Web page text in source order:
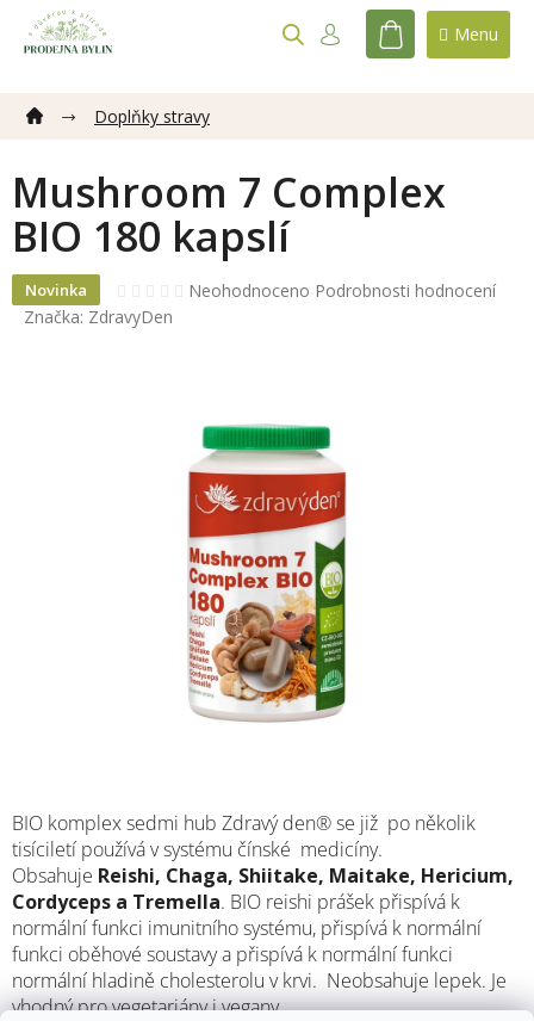
obsah
NÁKUPNÍ
Doplňky stravy
Mushroom 7 Complex
BIO 180 kapslí
Novinka
Průměrné
hvězdiček.
Neohodnoceno Podrobnosti hodnocení
Značka: ZdravyDen
BIO komplex sedmi hub Zdravý den® se již po několik
tisíciletí používá v systému čínské medicíny.
Obsahuje Reishi, Chaga, Shiitake, Maitake, Hericium,
Cordyceps a Tremella. BIO reishi prášek přispívá k
normální funkci imunitního systému, přispívá k normální
funkci oběhové soustavy a přispívá k normální funkci
normální hladině cholesterolu v krvi. Neobsahuje lepek. Je
vhodný pro vegetariány i vegany.